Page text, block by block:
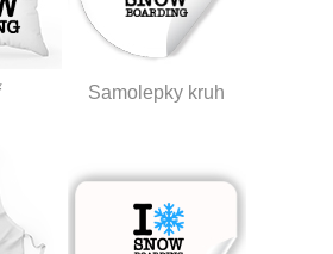
Samolepky kruh